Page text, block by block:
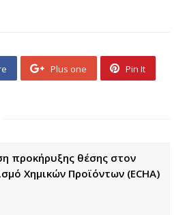
Plus one Pin It
προκήρυξης θέσης στον
Χημικών Προϊόντων (ECHA)